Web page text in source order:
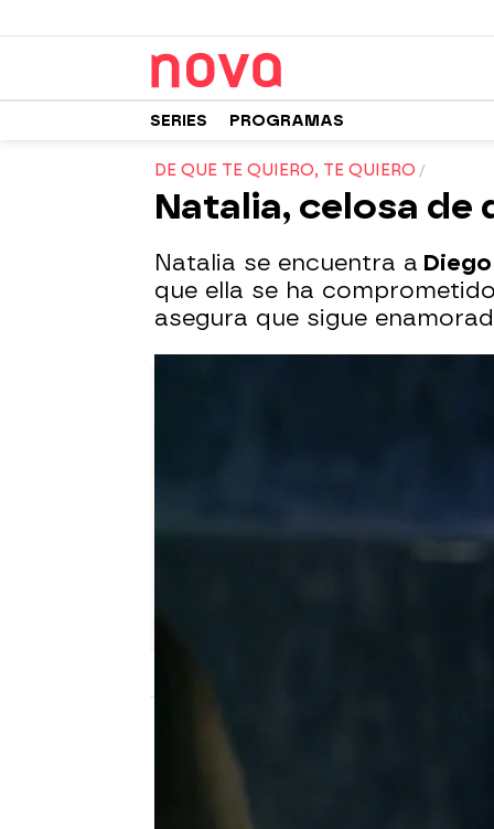
SERIES PROGRAMAS
DE QUE TE QUIERO, TE QUIERO
Natalia, celosa de
Natalia se encuentra a
que ella se ha
asegura que sigue